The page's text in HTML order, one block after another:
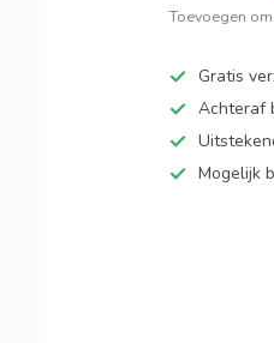
Toevoegen
Gratis
Achteraf
Mogelijk